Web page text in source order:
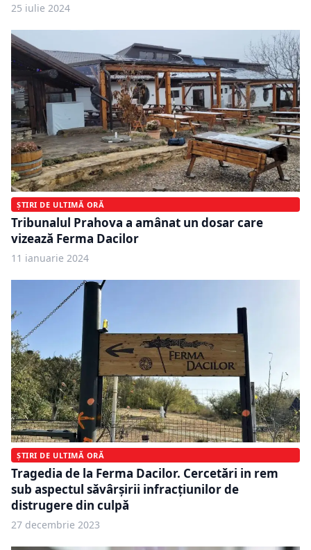
25 iulie 2024
ȘTIRI DE ULTIMĂ ORĂ
Tribunalul Prahova a amânat un dosar care
vizează Ferma Dacilor
11 ianuarie 2024
ȘTIRI DE ULTIMĂ ORĂ
Tragedia de la Ferma Dacilor. Cercetări in rem
sub aspectul săvârșirii infracțiunilor de
distrugere din culpă
27 decembrie 2023